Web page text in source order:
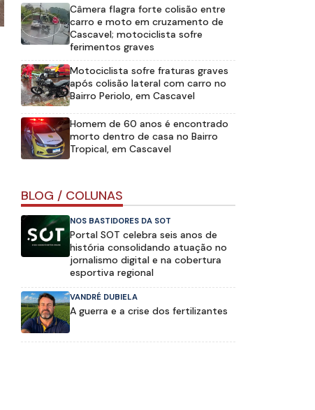
Câmera flagra forte colisão entre
carro e moto em cruzamento de
Cascavel; motociclista sofre
ferimentos graves
Motociclista sofre fraturas graves
após colisão lateral com carro no
Bairro Periolo, em Cascavel
Homem de 60 anos é encontrado
morto dentro de casa no Bairro
Tropical, em Cascavel
BLOG / COLUNAS
NOS BASTIDORES DA SOT
Portal SOT celebra seis anos de
história consolidando atuação no
jornalismo digital e na cobertura
esportiva regional
VANDRÉ DUBIELA
A guerra e a crise dos fertilizantes